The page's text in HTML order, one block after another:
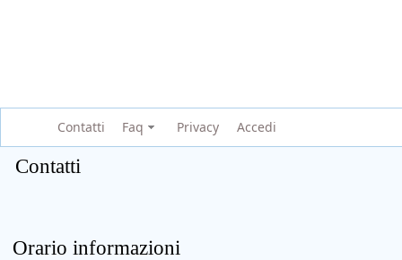
Contatti Faq Privacy Accedi
Contatti
Orario informazioni